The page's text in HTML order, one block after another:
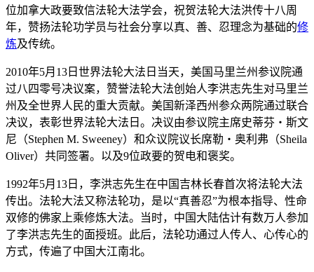
位加拿大政要致信法轮大法学会，祝贺法轮大法洪传十八周
年，赞扬法轮功学员与社会分享以真、善、忍理念为基础的修
炼及传统。
2010年5月13日世界法轮大法日当天，美国马里兰州参议院通
过八四零号决议案，赞誉法轮大法创始人李洪志先生对马里兰
州及全世界人民的重大贡献。美国新泽西州参众两院通过联合
决议，表彰世界法轮大法日。决议由参议院主席史蒂芬‧斯文
尼（Stephen M. Sweeney）和众议院议长席勒‧奥利弗（Sheila
Oliver）共同签署。以及9位政要的贺电和褒奖。
1992年5月13日，李洪志先生在中国吉林长春首次将法轮大法
传出。法轮大法又称法轮功，是以“真善忍”为根本指导、性命
双修的佛家上乘修炼大法。当时，中国大陆估计有数万人参加
了李洪志先生的面授班。此后，法轮功通过人传人、心传心的
方式，传遍了中国大江南北。